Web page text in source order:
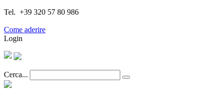
Tel. +39 320 57 80 986
Come aderire
Login
Cerca...